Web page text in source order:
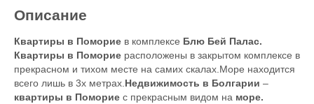
Описание
Квартиры в Поморие в комплексе Блю Бей Палас.
Квартиры в Поморие расположены в закрытом комплексе в
прекрасном и тихом месте на самих скалах.Море находится
всего лишь в 3х метрах.Недвижимость в Болгарии –
квартиры в Поморие с прекрасным видом на море.